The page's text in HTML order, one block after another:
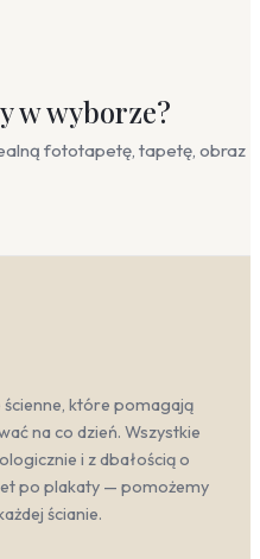
w wyborze?
fototapetę, tapetę, obraz
które pomagają
na co dzień. Wszystkie
i z dbałością o
po plakaty — pomożemy
ścianie.